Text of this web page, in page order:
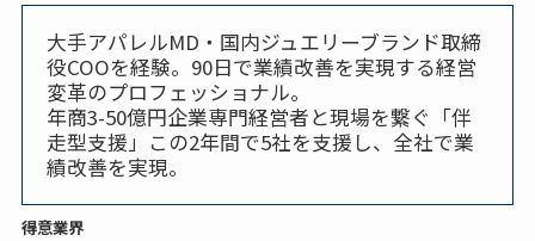
大手アパレルMD・国内ジュエリーブランド取締
役COOを経験。90日で業績改善を実現する経営
変革のプロフェッショナル。
年商3-50億円企業専門経営者と現場を繋ぐ「伴
走型支援」この2年間で5社を支援し、全社で業
績改善を実現。
得意業界